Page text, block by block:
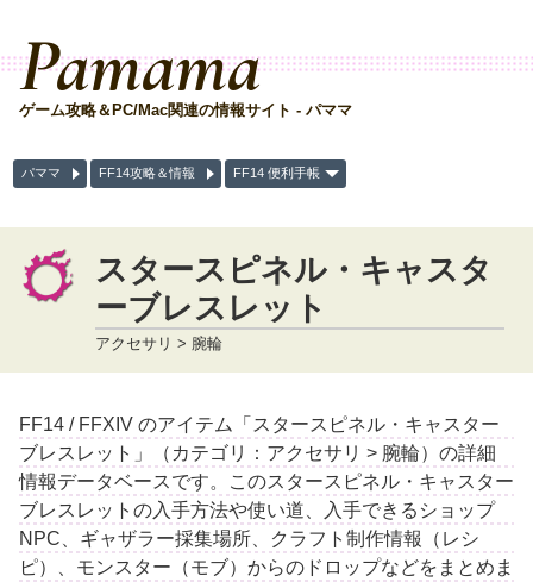
Pamama
ゲーム攻略＆PC/Mac関連の情報サイト - パママ
パママ FF14攻略＆情報 FF14 便利手帳
スタースピネル・キャスタ
ーブレスレット
アクセサリ > 腕輪
FF14 / FFXIV のアイテム「スタースピネル・キャスター
ブレスレット」（カテゴリ：アクセサリ > 腕輪）の詳細
情報データベースです。このスタースピネル・キャスター
ブレスレットの入手方法や使い道、入手できるショップ
NPC、ギャザラー採集場所、クラフト制作情報（レシ
ピ）、モンスター（モブ）からのドロップなどをまとめま